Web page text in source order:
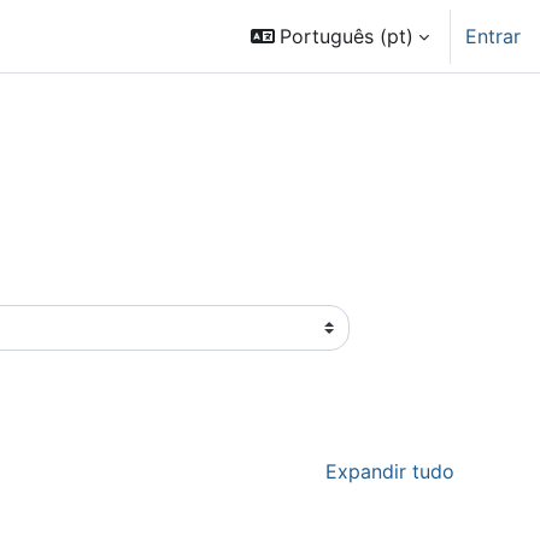
Português ‎(pt)‎ Entrar
Expandir tudo